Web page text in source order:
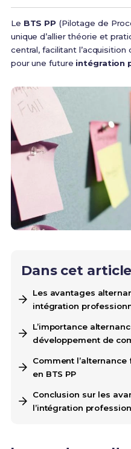
Le BTS PP (Pilotage de
unique d’allier théorie et
central, facilitant
pour une future intégration
Dans cet article
Les avantages
intégration
L’importance
développement de
Comment
en BTS PP
Conclusion sur les
l’intégration